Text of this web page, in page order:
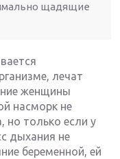
щадящие
лечат
женщины
насморк не
но только если у
дыхания не
беременной, ей